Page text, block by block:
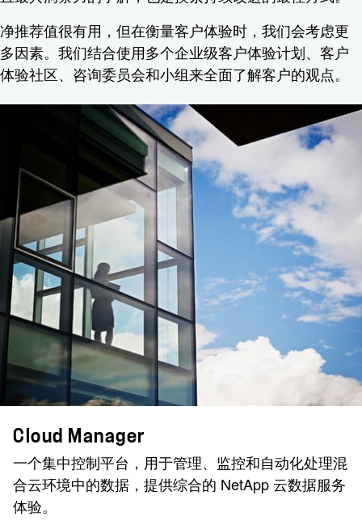
净推荐值很有用，但在衡量客户体验时，我们会考虑更
多因素。我们结合使用多个企业级客户体验计划、客户
体验社区、咨询委员会和小组来全面了解客户的观点。
Cloud Manager
一个集中控制平台，用于管理、监控和自动化处理混
合云环境中的数据，提供综合的 NetApp 云数据服务
体验。